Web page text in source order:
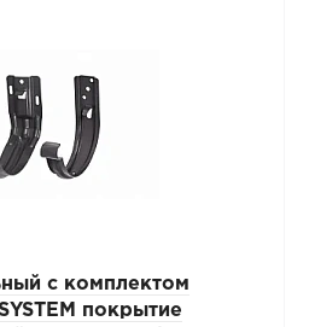
с комплектом
покрытие